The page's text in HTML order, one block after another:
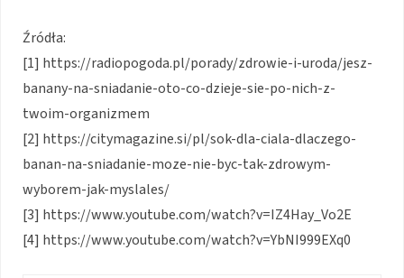
Źródła:
[1] https://radiopogoda.pl/porady/zdrowie-i-uroda/jesz-
banany-na-sniadanie-oto-co-dzieje-sie-po-nich-z-
twoim-organizmem
[2] https://citymagazine.si/pl/sok-dla-ciala-dlaczego-
banan-na-sniadanie-moze-nie-byc-tak-zdrowym-
wyborem-jak-myslales/
[3] https://www.youtube.com/watch?v=IZ4Hay_Vo2E
[4] https://www.youtube.com/watch?v=YbNI999EXq0